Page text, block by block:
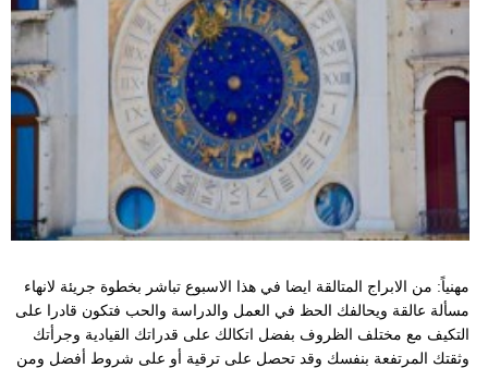
مهنياً: من الابراج المتالقة ايضا في هذا الاسبوع تباشر بخطوة جريئة لانهاء
مسألة عالقة ويحالفك الحظ في العمل والدراسة والحب فتكون قادرا على
التكيف مع مختلف الظروف بفضل اتكالك على قدراتك القيادية وجرأتك
وثقتك المرتفعة بنفسك وقد تحصل على ترقية أو على شروط أفضل ومن